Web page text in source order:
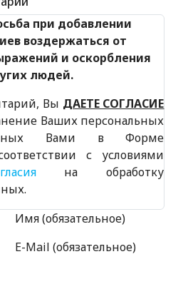
при добавлении
воздержаться от
и оскорбления
людей.
Вы ДАЕТЕ СОГЛАСИЕ
Ваших персональных
Вами в Форме
с условиями
на обработку
Имя (обязательное)
E-Mail (обязательное)